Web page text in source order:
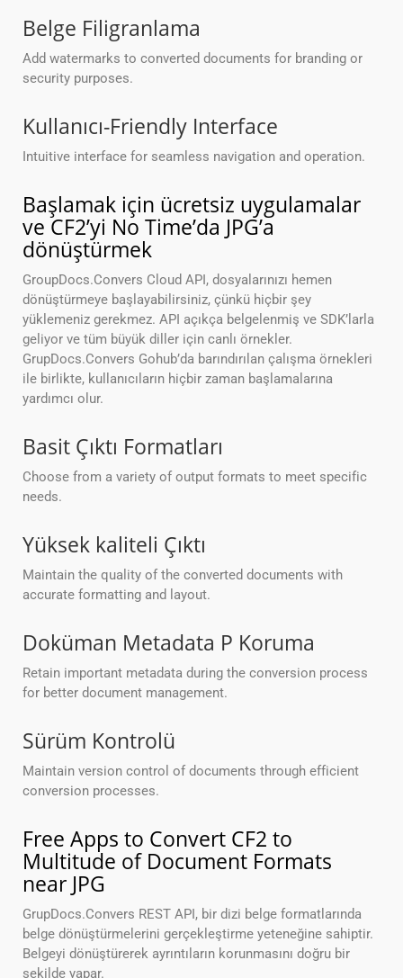
Belge Filigranlama
Add watermarks to converted documents for branding or
security purposes.
Kullanıcı-Friendly Interface
Intuitive interface for seamless navigation and operation.
Başlamak için ücretsiz uygulamalar
ve CF2’yi No Time’da JPG’a
dönüştürmek
GroupDocs.Convers Cloud API, dosyalarınızı hemen
dönüştürmeye başlayabilirsiniz, çünkü hiçbir şey
yüklemeniz gerekmez. API açıkça belgelenmiş ve SDK’larla
geliyor ve tüm büyük diller için canlı örnekler.
GrupDocs.Convers Gohub’da barındırılan çalışma örnekleri
ile birlikte, kullanıcıların hiçbir zaman başlamalarına
yardımcı olur.
Basit Çıktı Formatları
Choose from a variety of output formats to meet specific
needs.
Yüksek kaliteli Çıktı
Maintain the quality of the converted documents with
accurate formatting and layout.
Doküman Metadata P Koruma
Retain important metadata during the conversion process
for better document management.
Sürüm Kontrolü
Maintain version control of documents through efficient
conversion processes.
Free Apps to Convert CF2 to
Multitude of Document Formats
near JPG
GrupDocs.Convers REST API, bir dizi belge formatlarında
belge dönüştürmelerini gerçekleştirme yeteneğine sahiptir.
Belgeyi dönüştürerek ayrıntıların korunmasını doğru bir
şekilde yapar.